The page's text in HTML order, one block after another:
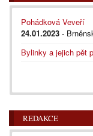
Pohádková Veveří
24.01.2023 -
Bylinky a jejich pět
REDAKCE